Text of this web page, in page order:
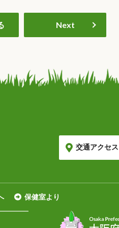
Next
保健室より
交通アクセス